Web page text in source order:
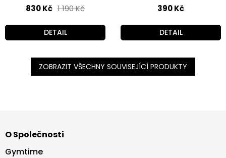
830 Kč 1 190 Kč
DETAIL
390 Kč
DETAIL
ZOBRAZIT VŠECHNY SOUVISEJÍCÍ PRODUKTY
p
a
O Společnosti
Gymtime